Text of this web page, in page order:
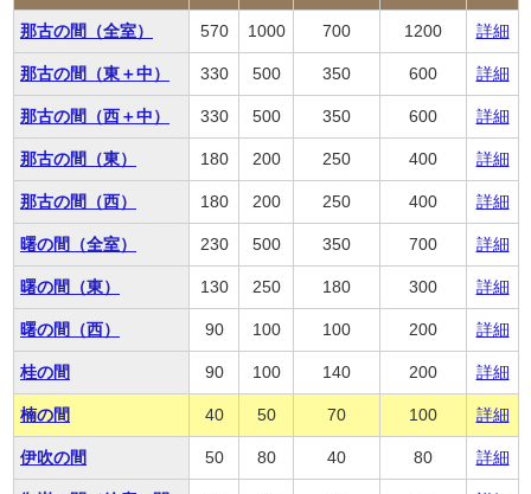
那古の間（全室） 570 1000 700 1200 詳細
那古の間（東＋中） 330 500 350 600 詳細
那古の間（西＋中） 330 500 350 600 詳細
那古の間（東） 180 200 250 400 詳細
那古の間（西） 180 200 250 400 詳細
曙の間（全室） 230 500 350 700 詳細
曙の間（東） 130 250 180 300 詳細
曙の間（西） 90 100 100 200 詳細
桂の間 90 100 140 200 詳細
楠の間 40 50 70 100 詳細
伊吹の間 50 80 40 80 詳細